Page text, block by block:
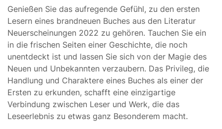
Genießen Sie das aufregende Gefühl, zu den ersten
Lesern eines brandneuen Buches aus den Literatur
Neuerscheinungen 2022 zu gehören. Tauchen Sie ein
in die frischen Seiten einer Geschichte, die noch
unentdeckt ist und lassen Sie sich von der Magie des
Neuen und Unbekannten verzaubern. Das Privileg, die
Handlung und Charaktere eines Buches als einer der
Ersten zu erkunden, schafft eine einzigartige
Verbindung zwischen Leser und Werk, die das
Leseerlebnis zu etwas ganz Besonderem macht.